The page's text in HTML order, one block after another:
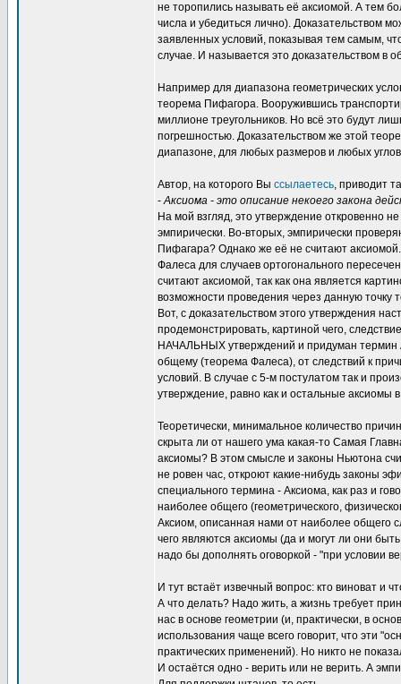
не торопились называть её аксиомой. А тем
числа и убедиться лично). Доказательством
заявленных условий, показывая тем самым,
случае. И называется это доказательством в
Например для диапазона геометрических
теорема Пифагора. Вооружившись
миллионе треугольников. Но всё это будут
погрешностью. Доказательством же этой
диапазоне, для любых размеров и любых
Автор, на которого Вы ссылаетесь, приводит
-Аксиома - это описание некоего закона
На мой взгляд, это утверждение откровенно
эмпирически. Во-вторых, эмпирически
Пифагара? Однако же её не считают
Фалеса для случаев ортогонального
считают аксиомой, так как она является
возможности проведения через данную точку
Вот, с доказательством этого утверждения
продемонстрировать, картиной чего,
НАЧАЛЬНЫХ утверждений и придуман термин
общему (теорема Фалеса), от следствий к
условий. В случае с 5-м постулатом так и
утверждение, равно как и остальные аксиомы
Теоретически, минимальное количество
скрыта ли от нашего ума какая-то Самая
аксиомы? В этом смысле и законы Ньютона
не ровен час, откроют какие-нибудь законы
специального термина - Аксиома, как раз и
наиболее общего (геометрического,
Аксиом, описанная нами от наиболее общего
чего являются аксиомы (да и могут ли они
надо бы дополнять оговоркой - "при условии
И тут встаёт извечный вопрос: кто виноват и
А что делать? Надо жить, а жизнь требует
нас в основе геометрии (и, практически, в
использования чаще всего говорит, что эти
практических применений). Но никто не
И остаётся одно - верить или не верить. А